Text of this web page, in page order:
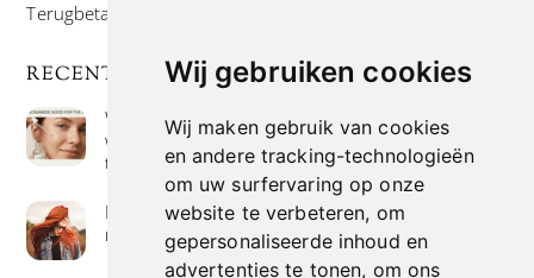
Wij gebruiken cookies
Wij maken gebruik van cookies
en andere tracking-technologieën
om uw surfervaring op onze
website te verbeteren, om
gepersonaliseerde inhoud en
advertenties te tonen, om ons
Terugbetaal- en retourneringsbeleid
RECENTE POSTS
Wat is niacinamide? Voordelen, toepassingen en
waarom het overal in huidverzorgingsproducten
te vinden is
Hoe verf je haar op de meest natuurlijke manier
met henna kleuring